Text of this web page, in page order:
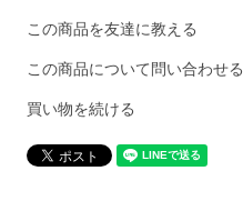
この商品を友達に教える
この商品について問い合わせる
買い物を続ける